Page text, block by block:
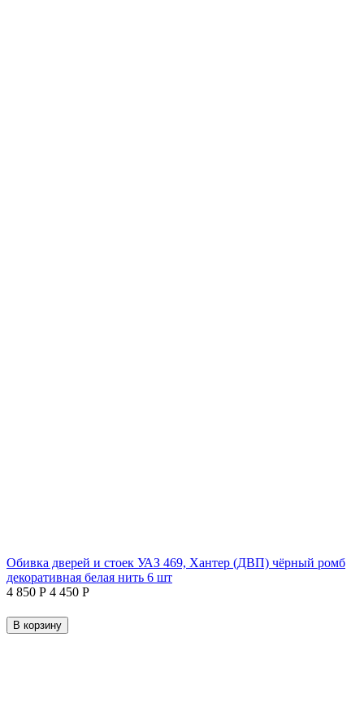
Обивка дверей и стоек УАЗ 469, Хантер (ДВП) чёрный ромб
декоративная белая нить 6 шт
4 850 Р 4 450 Р
В корзину